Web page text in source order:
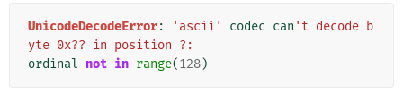
UnicodeDecodeError: 'ascii' codec can 't decode b
yte 0x?? in position ?:
ordinal not in range(128)